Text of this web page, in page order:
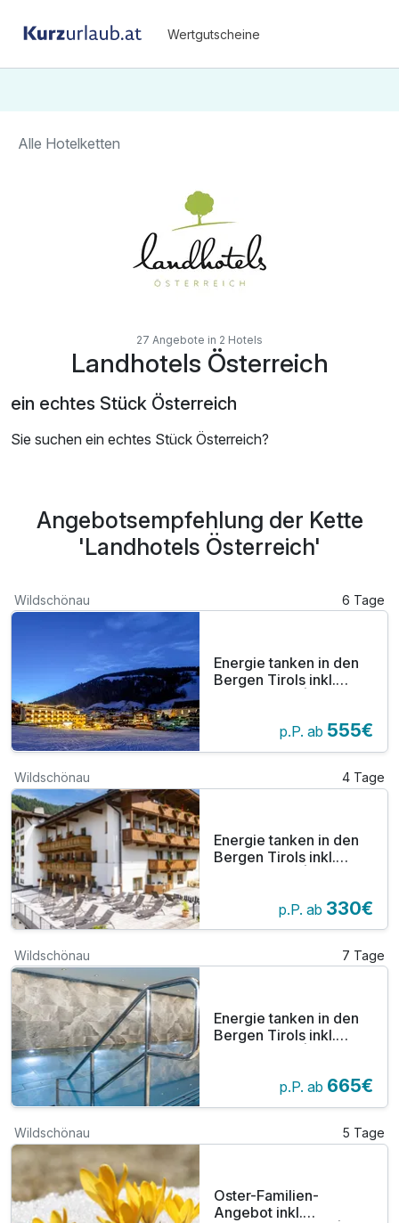
Wertgutscheine
Alle Hotelketten
27 Angebote in 2 Hotels
Landhotels Österreich
ein echtes Stück Österreich
Sie suchen ein echtes Stück Österreich?
Angebotsempfehlung der Kette
'Landhotels Österreich'
Wildschönau 6 Tage
Energie tanken in den
Bergen Tirols inkl.
p.P. ab 555€
Wildschönau 4 Tage
Energie tanken in den
Bergen Tirols inkl.
p.P. ab 330€
Wildschönau 7 Tage
Energie tanken in den
Bergen Tirols inkl.
p.P. ab 665€
Wildschönau 5 Tage
Oster-Familien-
Angebot inkl.